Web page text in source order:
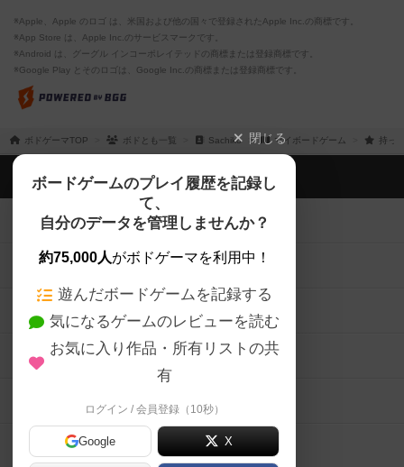
※Apple、Apple のロゴ は、米国および他の国々で登録されたApple Inc.の商標です。
※App Store は、Apple Inc.のサービスマークです。
※Android は、グーグル インコーポレイテッドの商標または登録商標です。
※Google Play とそのロゴは、Google Inc.の商標または登録商標です。
ボドゲーマTOP ボドとも一覧 Sachiko マイボードゲーム 持っ
閉じる
ボードゲームのプレイ履歴を記録し
て、
自分のデータを管理しませんか？
約75,000人がボドゲーマを利用中！
遊んだボードゲームを記録する
気になるゲームのレビューを読む
お気に入り作品・所有リストの共
有
ログイン / 会員登録（10秒）
Google X
ボドゲーマTOP
ボードゲームを検索する
ボードゲームの新着レビュー
ボードゲーム会情報
メカニクス特集
掲示板・トピックス
ボドとも・会員一覧